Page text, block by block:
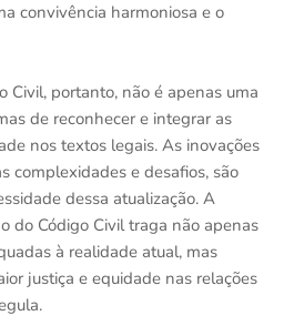
convivência harmoniosa e o
Civil, portanto, não é apenas uma
de reconhecer e integrar as
nos textos legais. As inovações
complexidades e desafios, são
dessa atualização. A
do Código Civil traga não apenas
à realidade atual, mas
justiça e equidade nas relações